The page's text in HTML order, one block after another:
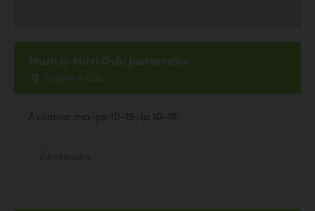
Musti ja Mirri Oulu Joutsensilta
Paljetie 4, Oulu
Avoinna: ma-pe 10-19, la 10-16.